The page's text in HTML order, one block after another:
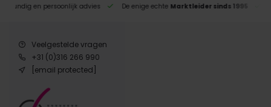
en persoonlijk advies De enige echte Marktleider sinds 1995
Veelgestelde vragen
+31 (0)316 266 990
[email protected]